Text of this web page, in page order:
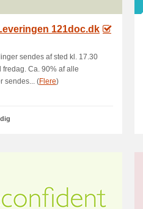
121doc.dk
sendes af sted kl. 17.30
fredag. Ca. 90% af alle
sendes... (Flere)